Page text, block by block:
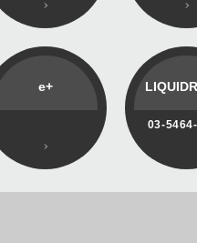
e+
03-